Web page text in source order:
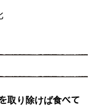
取り除けば食べて